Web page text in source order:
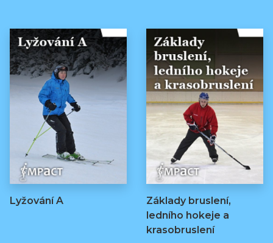
Lyžování A
Základy bruslení,
ledního hokeje a
krasobruslení